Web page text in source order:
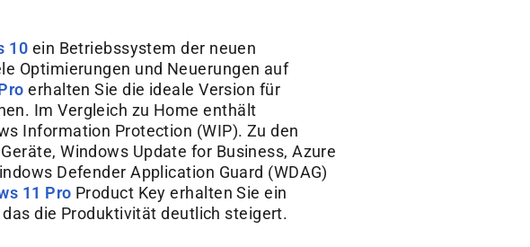
10 ein Betriebssystem der neuen
Optimierungen und Neuerungen auf
erhalten Sie die ideale Version für
Im Vergleich zu Home enthält
Information Protection (WIP). Zu den
Windows Update for Business, Azure
Defender Application Guard (WDAG)
11 Pro Product Key erhalten Sie ein
die Produktivität deutlich steigert.